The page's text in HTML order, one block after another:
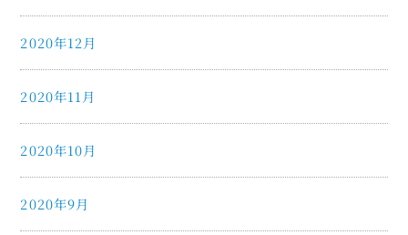
2020年12月
2020年11月
2020年10月
2020年9月